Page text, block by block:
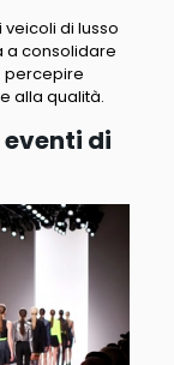
veicoli di lusso
a consolidare
percepire
alla qualità.
di